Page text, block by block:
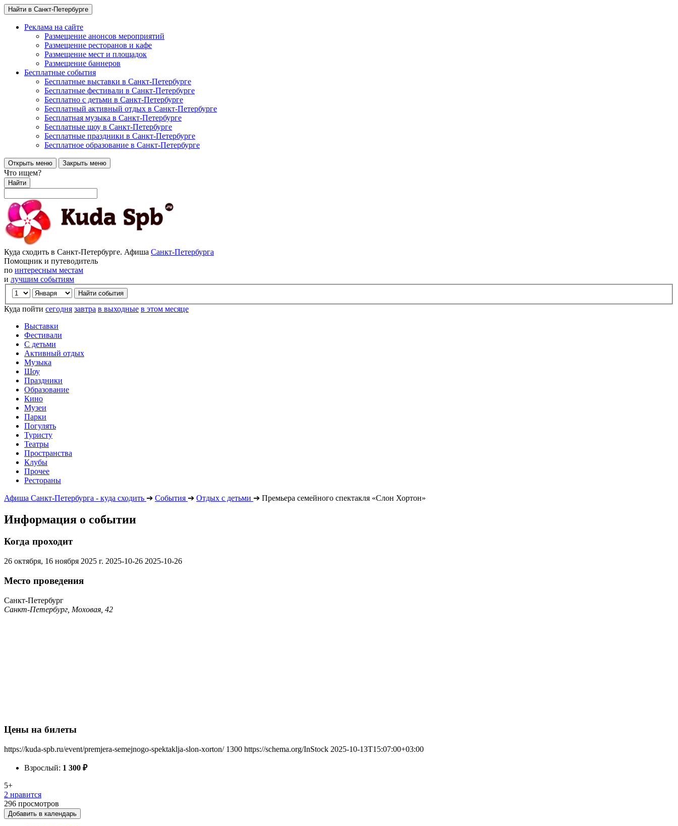
Найти в Санкт-Петербурге
Реклама на сайте
Размещение анонсов мероприятий
Размещение ресторанов и кафе
Размещение мест и площадок
Размещение баннеров
Бесплатные события
Бесплатные выставки в Санкт-Петербурге
Бесплатные фестивали в Санкт-Петербурге
Бесплатно с детьми в Санкт-Петербурге
Бесплатный активный отдых в Санкт-Петербурге
Бесплатная музыка в Санкт-Петербурге
Бесплатные шоу в Санкт-Петербурге
Бесплатные праздники в Санкт-Петербурге
Бесплатное образование в Санкт-Петербурге
Открыть меню Закрыть меню
Что ищем?
Найти
Куда сходить в Санкт-Петербурге. Афиша Санкт-Петербурга
Помощник и путеводитель
по интересным местам
и лучшим событиям
Куда пойти сегодня завтра в выходные в этом месяце
Выставки
Фестивали
С детьми
Активный отдых
Музыка
Шоу
Праздники
Образование
Кино
Музеи
Парки
Погулять
Туристу
Театры
Пространства
Клубы
Прочее
Рестораны
Афиша Санкт-Петербурга - куда сходить ➔ События ➔ Отдых с детьми ➔ Премьера семейного спектакля «Слон Хортон»
Информация о событии
Когда проходит
26 октября, 16 ноября 2025 г. 2025-10-26 2025-10-26
Место проведения
Санкт-Петербург
Санкт-Петербург, Моховая, 42
Цены на билеты
https://kuda-spb.ru/event/premjera-semejnogo-spektaklja-slon-xorton/ 1300 https://schema.org/InStock 2025-10-13T15:07:00+03:00
Взрослый: 1 300 ₽
5+
2 нравится
296 просмотров
Добавить в календарь